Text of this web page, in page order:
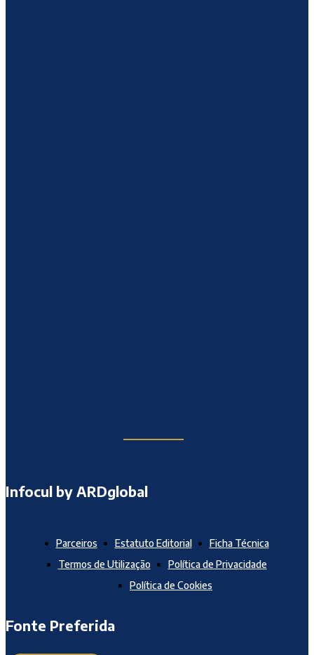
Infocul by ARDglobal
Parceiros Estatuto Editorial
Ficha Técnica
Termos de Utilização
Política de Privacidade
Política de Cookies
Fonte Preferida